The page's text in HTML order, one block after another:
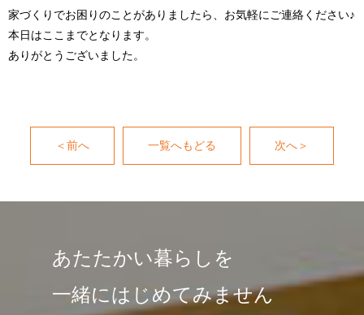
家づくりでお困りのことがありましたら、お気軽にご連絡ください♪
本日はここまでとなります。
ありがとうございました。
＜前へ 一覧へもどる 次へ＞
あたたかい暮らしを
一緒にはじめてみません